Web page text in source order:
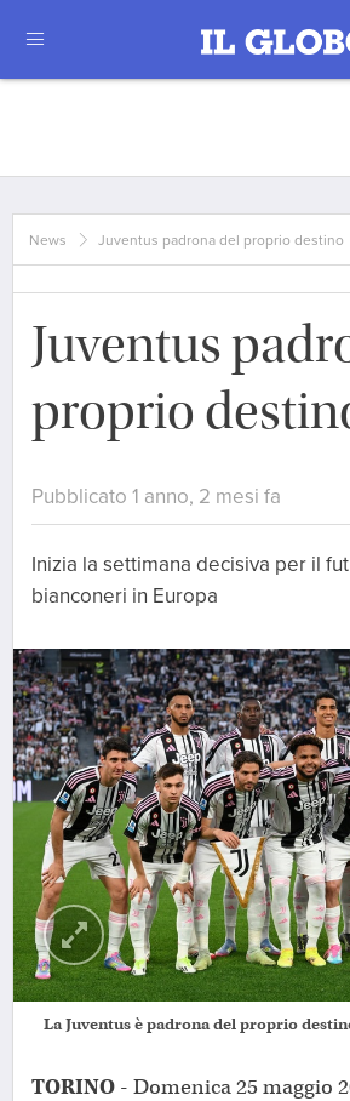
News Juventus padrona del proprio destino
Juventus
proprio
Pubblicato 1 anno, 2 mesi fa
Inizia la settimana decisiva per il
bianconeri in Europa
La Juventus è padrona del proprio
TORINO - Domenica 25 maggio